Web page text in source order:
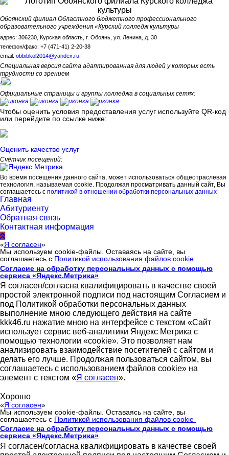
Обоянский филиал Областного бюджетного профессионального
образовательного учреждения «Курский колледж культуры
адрес: 306230, Курская область, г. Обоянь, ул. Ленина, д. 30
телефон/факс: +7 (471-41) 2-20-38
email: obbibkol2014@yandex.ru
Специальная версия сайта адаптированная для людей у которых есть
трудности со зрением
!
!
Официальные страницы и группы колледжа в социальных сетях:
Чтобы оценить условия предоставления услуг используйте QR-код
или перейдите по ссылке ниже:
Оценить качество услуг
Счётчик посещений:
Во время посещения данного сайта, может использоваться общеотраслевая
технология, называемая cookie. Продолжая просматривать данный сайт, Вы
соглашаетесь с политикой в отношении обработки персональных данных
Главная
Абитуриенту
Обратная связь
Контактная информация
«Я согласен»
Мы используем cookie-файлы. Оставаясь на сайте, вы
соглашаетесь с Политикой использования файлов cookie
Согласие на обработку персональных данных с помощью
сервиса «Яндекс.Метрика»
Я согласен/согласна квалифицировать в качестве своей
простой электронной подписи под настоящим Согласием и
под Политикой обработки персональных данных
выполнение мною следующего действия на сайте
kkk46.ru нажатие мною на интерфейсе с текстом «Сайт
использует сервис веб-аналитики Яндекс Метрика с
помощью технологии «cookie». Это позволяет нам
анализировать взаимодействие посетителей с сайтом и
делать его лучше. Продолжая пользоваться сайтом, вы
соглашаетесь с использованием файлов cookie» на
элемент с текстом «Я согласен».
Хорошо
«Я согласен»
Мы используем cookie-файлы. Оставаясь на сайте, вы
соглашаетесь с Политикой использования файлов cookie
Согласие на обработку персональных данных с помощью
сервиса «Яндекс.Метрика»
Я согласен/согласна квалифицировать в качестве своей